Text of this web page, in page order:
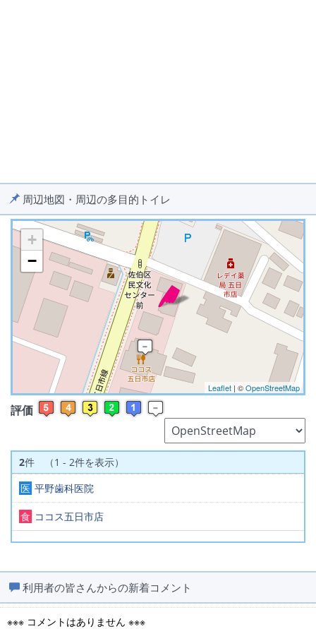
周辺地図・周辺の多目的トイレ
※ マップを検索、表示中です ※
+
−
Leaflet | ©OpenStreetMap
評価
2件 （1 - 2件を表示）
医 平野歯科医院
食 ココス五日市店
利用者の皆さんからの新着コメント
※※※ コメントはありません ※※※